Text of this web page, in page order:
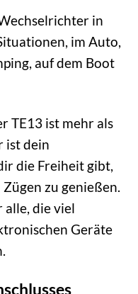
in
im Auto,
auf dem Boot
TE13 ist mehr als
ist dein
die Freiheit gibt,
zu genießen.
alle, die viel
Geräte